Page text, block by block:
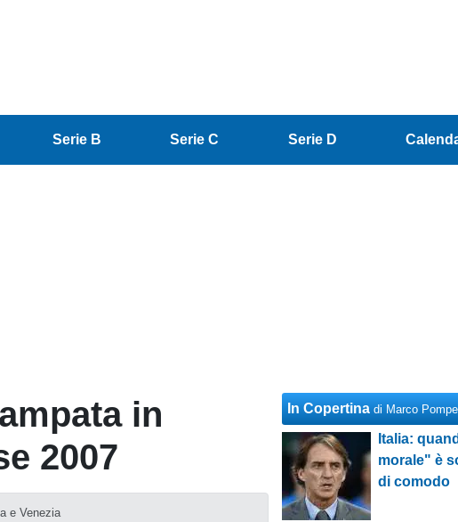
Serie B Serie C Serie D
in
2007
e Venezia
In Copertina di Marco
Italia:
morale" è
di comodo